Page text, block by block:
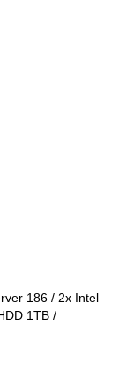
186 / 2x Intel
1TB /